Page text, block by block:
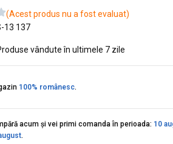
(Acest produs nu a fost evaluat)
13 137
vândute în ultimele 7 zile
100% românesc.
acum și vei primi comanda în perioada: 10
.